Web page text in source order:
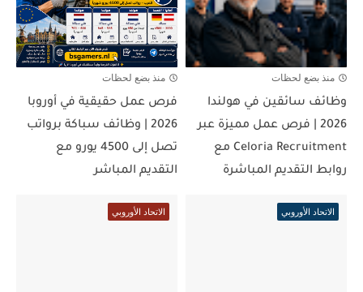
منذ بضع لحظات
وظائف سائقين في هولندا
2026 | فرص عمل مميزة عبر
Celoria Recruitment مع
روابط التقديم المباشرة
منذ بضع لحظات
فرص عمل حقيقية في أوروبا
2026 | وظائف سباكة برواتب
تصل إلى 4500 يورو مع
التقديم المباشر
الاتحاد الأوروبي الاتحاد الأوروبي